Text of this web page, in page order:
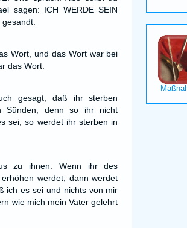
sagen: ICH WERDE SEIN
Wort, und das Wort war bei
das Wort.
gesagt, daß ihr sterben
Sünden; denn so ihr nicht
sei, so werdet ihr sterben in
zu ihnen: Wenn ihr des
werdet, dann werdet
ich es sei und nichts von mir
wie mich mein Vater gelehrt